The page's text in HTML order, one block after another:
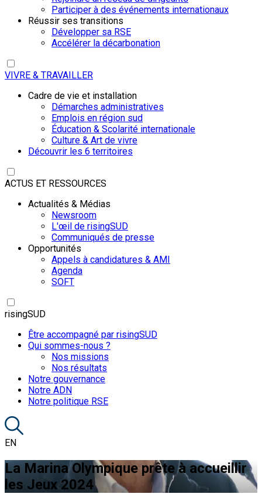
Participer à des événements internationaux
Réussir ses transitions
Développer sa RSE
Accélérer la décarbonation
VIVRE & TRAVAILLER
Cadre de vie et installation
Démarches administratives
Emplois en région sud
Éducation & Scolarité internationale
Culture & Art de vivre
Découvrir les 6 territoires
ACTUS ET RESSOURCES
Actualités & Médias
Newsroom
L'œil de risingSUD
Communiqués de presse
Opportunités
Appels à candidatures & AMI
Agenda
SOFT
risingSUD
Être accompagné par risingSUD
Qui sommes-nous ?
Nos missions
Nos résultats
Notre gouvernance
Notre ADN
Notre politique RSE
EN
La Marina Olympique prête à accueillir
les Jeux 2024